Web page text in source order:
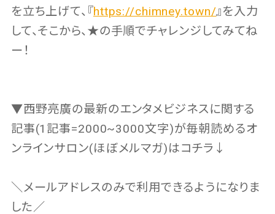
を立ち上げて、『https://chimney.town/』を入力
して、そこから、★の手順でチャレンジしてみてね
ー！
▼西野亮廣の最新のエンタメビジネスに関する
記事(1記事=2000~3000文字)が毎朝読めるオ
ンラインサロン(ほぼメルマガ)はコチラ↓
＼メールアドレスのみで利用できるようになりま
した／